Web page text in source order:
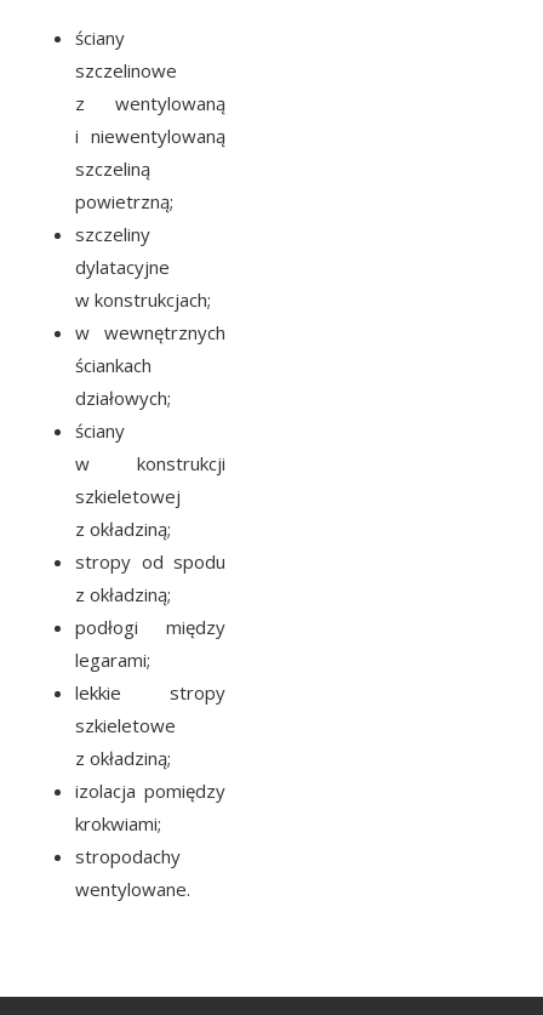
ściany
szczelinowe
z wentylowaną
i niewentylowaną
szczeliną
powietrzną;
szczeliny
dylatacyjne
w konstrukcjach;
w wewnętrznych
ściankach
działowych;
ściany
w konstrukcji
szkieletowej
z okładziną;
stropy od spodu
z okładziną;
podłogi między
legarami;
lekkie stropy
szkieletowe
z okładziną;
izolacja pomiędzy
krokwiami;
stropodachy
wentylowane.